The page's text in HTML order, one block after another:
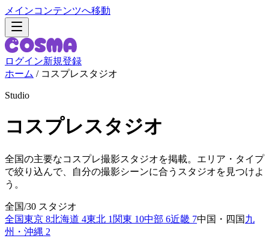
メインコンテンツへ移動
ログイン新規登録
ホーム / コスプレスタジオ
Studio
コスプレスタジオ
全国の主要なコスプレ撮影スタジオを掲載。エリア・タイプ
で絞り込んで、自分の撮影シーンに合うスタジオを見つけよ
う。
全国/30 スタジオ
全国東京 8北海道 4東北 1 関東 10中部 6近畿 7中国・四国九
州・沖縄 2